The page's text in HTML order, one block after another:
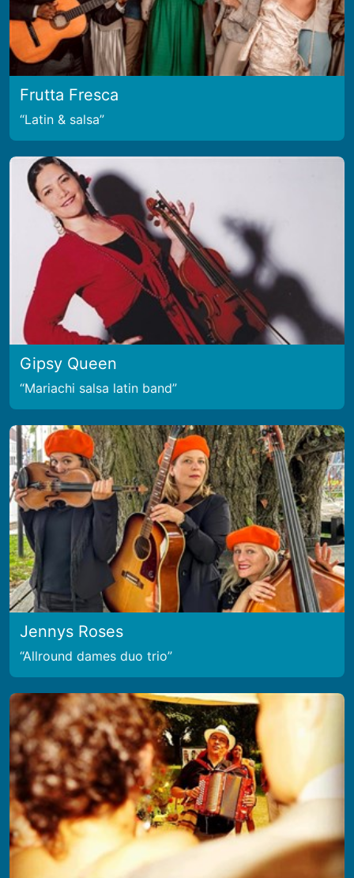
Frutta Fresca
Latin & salsa
Gipsy Queen
Mariachi salsa latin band
Jennys Roses
Allround dames duo trio